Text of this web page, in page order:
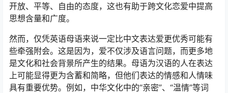
开放、平等、自由的态度，这也有助于跨文化恋爱中提高
思想含量和广度。
然而，仅凭英语母语来说一定比中文表达爱更优秀可能有
些牵强附会。这是因为，爱不仅涉及语言问题，而更多地
是文化和社会背景所产生的结果。母语为汉语的人在表达
上可能显得更为含蓄和简略，但他们表达的情感和人情味
具有重要优势。例如，中华文化中的“亲密”、“温情”等词